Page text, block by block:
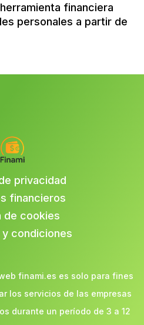
financiera
personales a partir de
privacidad
financieros
de cookies
y condiciones
finami.es es solo para fines
los servicios de las empresas
durante un período de 3 a 12